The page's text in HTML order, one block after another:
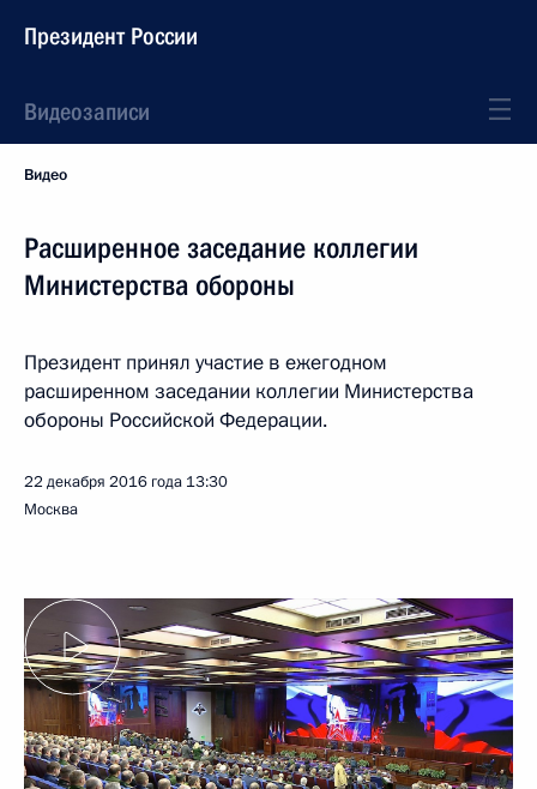
Президент России
Видеозаписи
Видео
Расширенное заседание коллегии
Министерства обороны
Президент принял участие в ежегодном
расширенном заседании коллегии Министерства
обороны Российской Федерации.
22 декабря 2016 года 13:30
Москва